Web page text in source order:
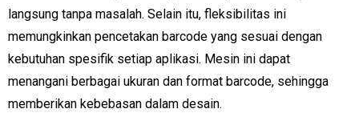
langsung tanpa masalah. Selain itu, fleksibilitas ini
memungkinkan pencetakan barcode yang sesuai dengan
kebutuhan spesifik setiap aplikasi. Mesin ini dapat
menangani berbagai ukuran dan format barcode, sehingga
memberikan kebebasan dalam desain.